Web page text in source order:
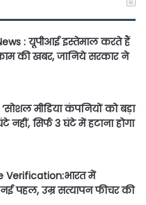
: यूपीआई इस्तेमाल करते हैं
की खबर, जानिये सरकार ने
मीडिया कंपनियों को बड़ा
नहीं, सिर्फ 3 घंटे में हटाना होगा
Verification:भारत में
पहल, उम्र सत्यापन फीचर की